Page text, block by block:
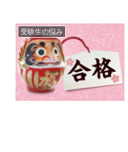
受験生の悩み